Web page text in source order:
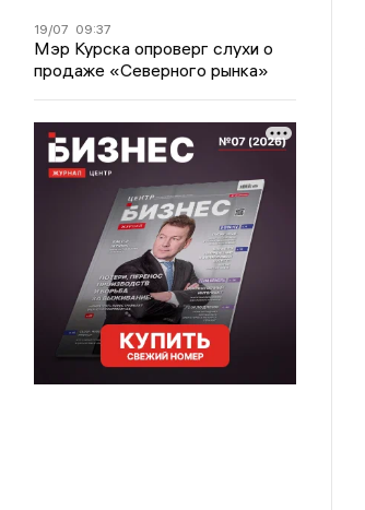
19/07 09:37
Мэр Курска опроверг слухи о
продаже «Северного рынка»